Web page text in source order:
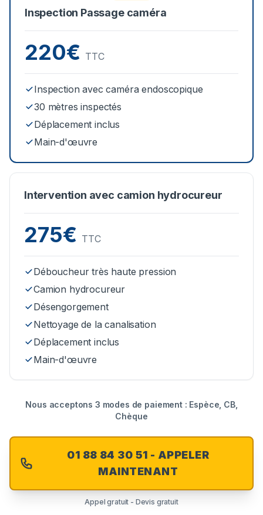
Inspection Passage caméra
220€ TTC
Inspection avec caméra endoscopique
30 mètres inspectés
Déplacement inclus
Main-d'œuvre
Intervention avec camion hydrocureur
275€ TTC
Déboucheur très haute pression
Camion hydrocureur
Désengorgement
Nettoyage de la canalisation
Déplacement inclus
Main-d'œuvre
Nous acceptons 3 modes de paiement : Espèce, CB,
Chèque
01 88 84 30 51 - APPELER
MAINTENANT
Appel gratuit - Devis gratuit